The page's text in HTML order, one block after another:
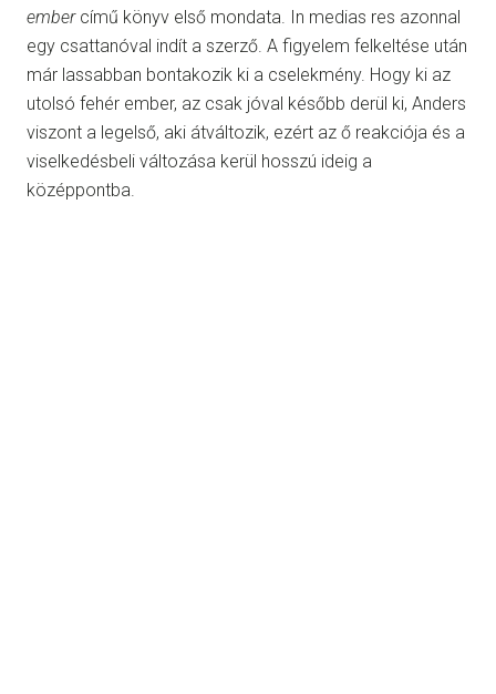
embercímű könyv első mondata. In medias res azonnal
egy csattanóval indít a szerző. A figyelem felkeltése után
már lassabban bontakozik ki a cselekmény. Hogy ki az
utolsó fehér ember, az csak jóval később derül ki, Anders
viszont a legelső, aki átváltozik, ezért az ő reakciója és a
viselkedésbeli változása kerül hosszú ideig a
középpontba.